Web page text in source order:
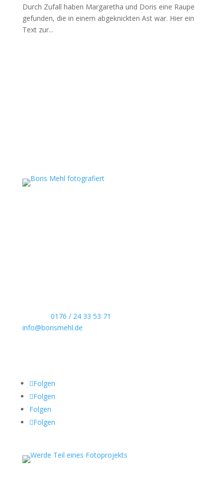
Durch Zufall haben Margaretha und Doris eine Raupe
gefunden, die in einem abgeknickten Ast war. Hier ein
Text zur...
0176 / 24 33 53 71
info@borismehl.de
Folgen
Folgen
Folgen
Folgen